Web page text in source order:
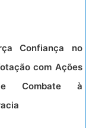
Confiança no
com Ações
e Combate à